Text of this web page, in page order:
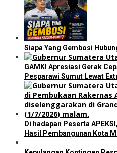
Siapa Yang Gembosi
GAMKI Apresiasi Gerak
Pesparawi Sumut Lewat
Di hadapan Peserta
Hasil Pembangunan Kota